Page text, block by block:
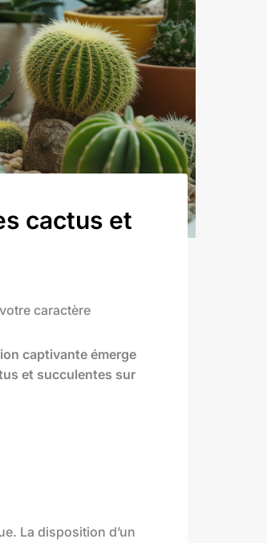
cactus et
caractère
captivante émerge
et succulentes sur
La disposition d’un